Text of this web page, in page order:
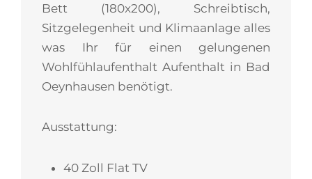
Bett (180x200), Schreibtisch,
Sitzgelegenheit und Klimaanlage alles
was Ihr für einen gelungenen
Wohlfühlaufenthalt Aufenthalt in Bad
Oeynhausen benötigt.
Ausstattung:
40 Zoll Flat TV